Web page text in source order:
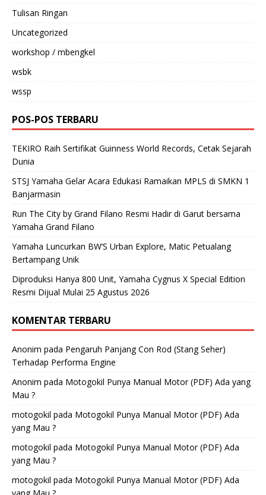
Tulisan Ringan
Uncategorized
workshop / mbengkel
wsbk
wssp
POS-POS TERBARU
TEKIRO Raih Sertifikat Guinness World Records, Cetak Sejarah
Dunia
STSJ Yamaha Gelar Acara Edukasi Ramaikan MPLS di SMKN 1
Banjarmasin
Run The City by Grand Filano Resmi Hadir di Garut bersama
Yamaha Grand Filano
Yamaha Luncurkan BW’S Urban Explore, Matic Petualang
Bertampang Unik
Diproduksi Hanya 800 Unit, Yamaha Cygnus X Special Edition
Resmi Dijual Mulai 25 Agustus 2026
KOMENTAR TERBARU
Anonim pada Pengaruh Panjang Con Rod (Stang Seher)
Terhadap Performa Engine
Anonim pada Motogokil Punya Manual Motor (PDF) Ada yang
Mau ?
motogokil pada Motogokil Punya Manual Motor (PDF) Ada
yang Mau ?
motogokil pada Motogokil Punya Manual Motor (PDF) Ada
yang Mau ?
motogokil pada Motogokil Punya Manual Motor (PDF) Ada